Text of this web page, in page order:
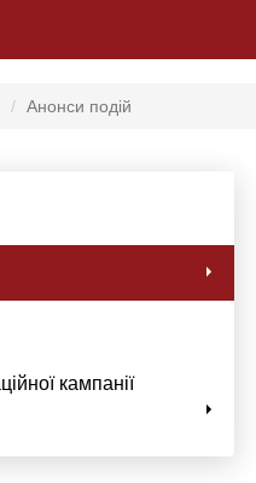
Анонси подій
кампанії